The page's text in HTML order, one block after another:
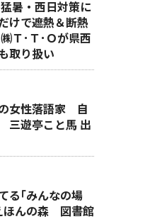
暑・西日対策に
けで遮熱＆断熱
Ｔ･Ｔ･Ｏが県西
取り扱い
女性落語家 自
三遊亭こと馬 出
る｢みんなの場
んの森 図書館